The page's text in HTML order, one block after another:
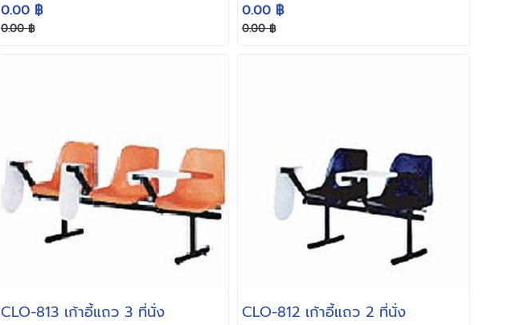
0.00 ฿
0.00 ฿
0.00 ฿
0.00 ฿
CLO-813 เก้าอี้แถว 3 ที่่นั่ง CLO-812 เก้าอี้แถว 2 ที่นั่ง